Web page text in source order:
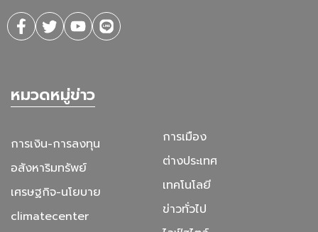
หมวดหมู่ข่าว
การเงิน-การลงทุน
อสังหาริมทรัพย์
เศรษฐกิจ-นโยบาย
climatecenter
การเมือง
ต่างประเทศ
เทคโนโลยี
ข่าวทั่วไป